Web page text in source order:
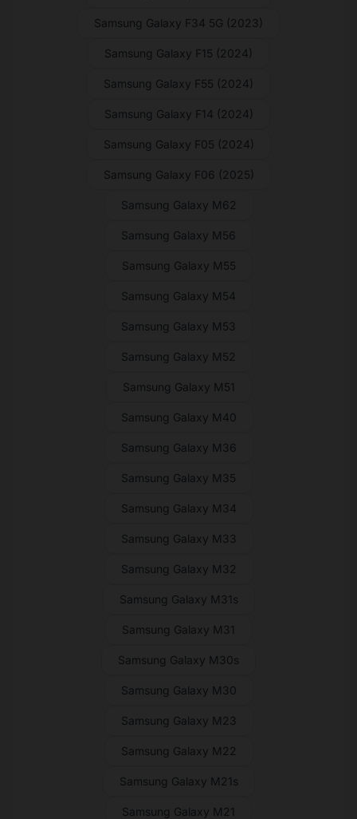
Samsung Galaxy F34 5G (2023)
Samsung Galaxy F15 (2024)
Samsung Galaxy F55 (2024)
Samsung Galaxy F14 (2024)
Samsung Galaxy F05 (2024)
Samsung Galaxy F06 (2025)
Samsung Galaxy M62
Samsung Galaxy M56
Samsung Galaxy M55
Samsung Galaxy M54
Samsung Galaxy M53
Samsung Galaxy M52
Samsung Galaxy M51
Samsung Galaxy M40
Samsung Galaxy M36
Samsung Galaxy M35
Samsung Galaxy M34
Samsung Galaxy M33
Samsung Galaxy M32
Samsung Galaxy M31s
Samsung Galaxy M31
Samsung Galaxy M30s
Samsung Galaxy M30
Samsung Galaxy M23
Samsung Galaxy M22
Samsung Galaxy M21s
Samsung Galaxy M21